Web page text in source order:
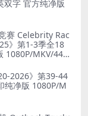
双字 官方纯净版
赛 Celebrity Rac
》第1-3季全18
1080P/MKV/44.8
2026》第39-44
纯净版 1080P/M